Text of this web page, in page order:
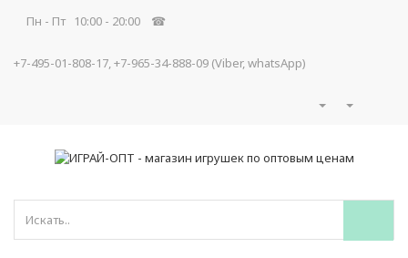
Пн - Пт 10:00 - 20:00 ☎
+7-495-01-808-17, +7-965-34-888-09 (Viber, whatsApp)